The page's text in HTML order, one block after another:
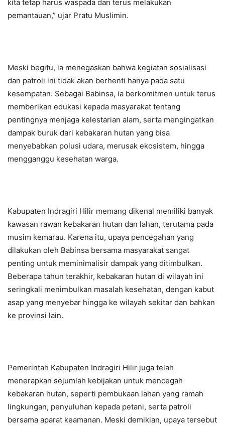
kita tetap harus waspada dan terus melakukan
pemantauan,” ujar Pratu Muslimin.
Meski begitu, ia menegaskan bahwa kegiatan sosialisasi
dan patroli ini tidak akan berhenti hanya pada satu
kesempatan. Sebagai Babinsa, ia berkomitmen untuk terus
memberikan edukasi kepada masyarakat tentang
pentingnya menjaga kelestarian alam, serta mengingatkan
dampak buruk dari kebakaran hutan yang bisa
menyebabkan polusi udara, merusak ekosistem, hingga
mengganggu kesehatan warga.
Kabupaten Indragiri Hilir memang dikenal memiliki banyak
kawasan rawan kebakaran hutan dan lahan, terutama pada
musim kemarau. Karena itu, upaya pencegahan yang
dilakukan oleh Babinsa bersama masyarakat sangat
penting untuk meminimalisir dampak yang ditimbulkan.
Beberapa tahun terakhir, kebakaran hutan di wilayah ini
seringkali menimbulkan masalah kesehatan, dengan kabut
asap yang menyebar hingga ke wilayah sekitar dan bahkan
ke provinsi lain.
Pemerintah Kabupaten Indragiri Hilir juga telah
menerapkan sejumlah kebijakan untuk mencegah
kebakaran hutan, seperti pembukaan lahan yang ramah
lingkungan, penyuluhan kepada petani, serta patroli
bersama aparat keamanan. Meski demikian, upaya tersebut